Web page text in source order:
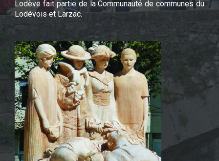
Lodève fait partie de la Communauté de communes du
Lodévois et Larzac.